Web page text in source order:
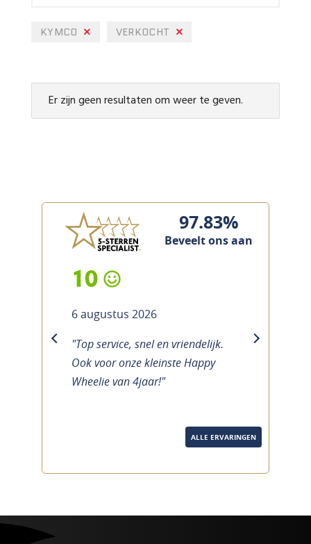
KYMCO VERKOCHT
Er zijn geen resultaten om weer te geven.
97.83%
Beveelt ons aan
10
6 augustus 2026
"Top service, snel en vriendelijk.
Ook voor onze kleinste Happy
Wheelie van 4jaar!"
previous next
ALLE ERVARINGEN